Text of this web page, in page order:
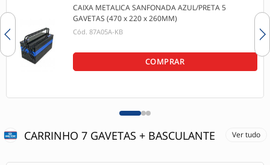
CAIXA METALICA SANFONADA AZUL/PRETA 5
GAVETAS (470 x 220 x 260MM)
Cód. 87A05A-KB
COMPRAR
CARRINHO 7 GAVETAS + BASCULANTE Ver tudo